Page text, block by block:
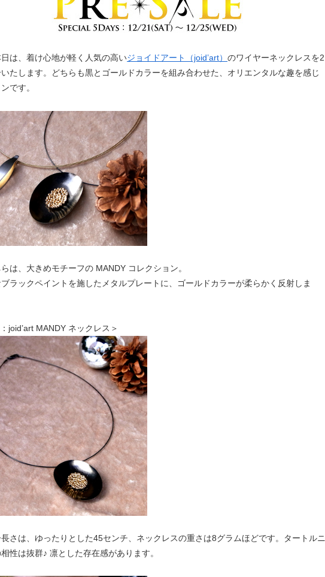
は、着け心地が軽く人気の高いジョイドアート（joid’art） のワイヤーネックレスを2
たします。どちらも黒とゴールドカラーを組み合わせた、オリエンタルな趣を感じ
です。
は、大きめモチーフの MANDY コレクション。
ラックペイントを施したメタルプレートに、ゴールドカラーが柔らかく反射しま
joid’art MANDY ネックレス＞
長さは、ゆったりとした45センチ、ネックレスの重さは8グラムほどです。タートルニ
性は抜群♪ 凛とした存在感があります。